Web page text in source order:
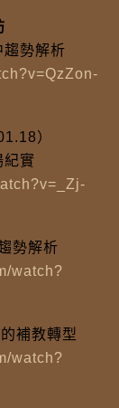
勢解析
）
紀實
勢解析
watch?
補教轉型
watch?